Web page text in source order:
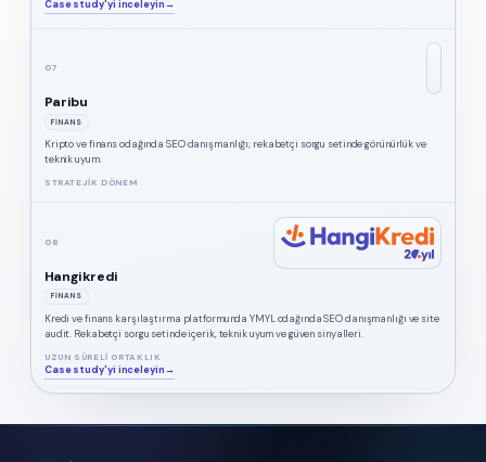
Case study'yi inceleyin→
07
Paribu
FINANS
Kripto ve finans odağında SEO danışmanlığı; rekabetçi sorgu setinde görünürlük ve
teknik uyum.
STRATEJIK DÖNEM
08
Hangikredi
FINANS
Kredi ve finans karşılaştırma platformunda YMYL odağında SEO danışmanlığı ve site
audit. Rekabetçi sorgu setinde içerik, teknik uyum ve güven sinyalleri.
UZUN SÜRELI ORTAKLIK
Case study'yi inceleyin→